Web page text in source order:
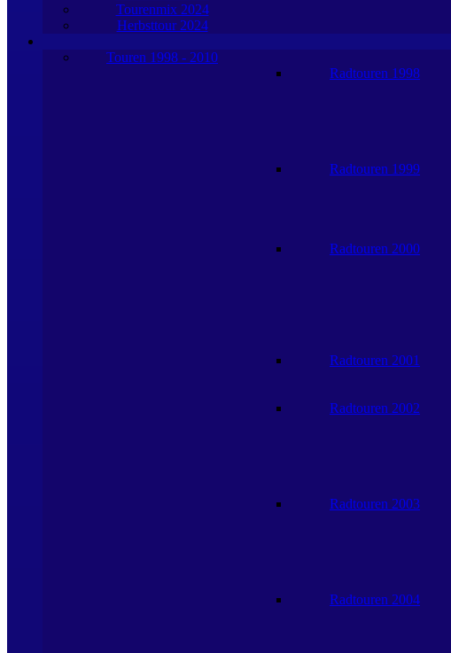
Tourenmix 2024
Herbsttour 2024
Touren 1998 - 2010
Radtouren 1998
Radtouren 1999
Radtouren 2000
Radtouren 2001
Radtouren 2002
Radtouren 2003
Radtouren 2004